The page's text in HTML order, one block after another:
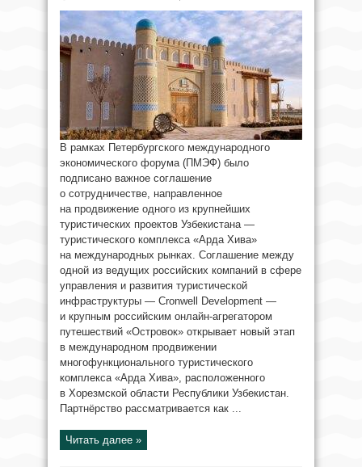
В рамках Петербургского международного
экономического форума (ПМЭФ) было
подписано важное соглашение
о сотрудничестве, направленное
на продвижение одного из крупнейших
туристических проектов Узбекистана —
туристического комплекса «Арда Хива»
на международных рынках. Соглашение между
одной из ведущих российских компаний в сфере
управления и развития туристической
инфраструктуры — Cronwell Development —
и крупным российским онлайн-агрегатором
путешествий «Островок» открывает новый этап
в международном продвижении
многофункционального туристического
комплекса «Арда Хива», расположенного
в Хорезмской области Республики Узбекистан.
Партнёрство рассматривается как ...
Читать далее »